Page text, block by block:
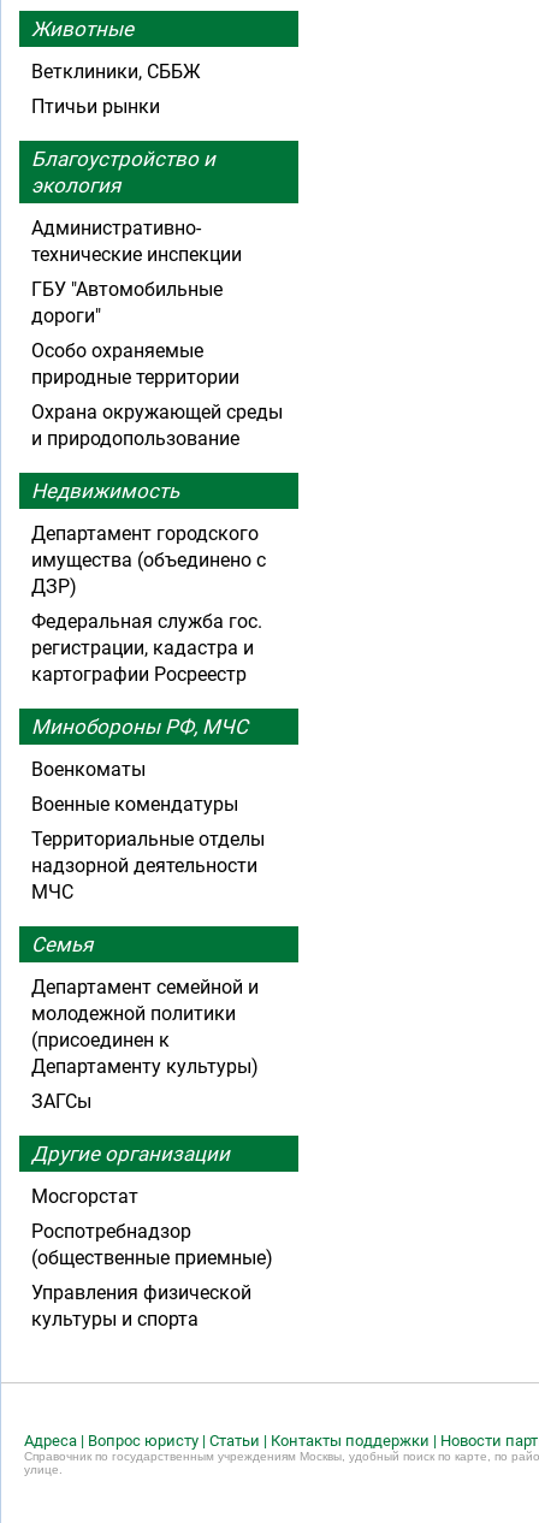
Животные
Ветклиники, СББЖ
Птичьи рынки
Благоустройство и
экология
Административно-
технические инспекции
ГБУ "Автомобильные
дороги"
Особо охраняемые
природные территории
Охрана окружающей среды
и природопользование
Недвижимость
Департамент городского
имущества (объединено с
ДЗР)
Федеральная служба гос.
регистрации, кадастра и
картографии Росреестр
Минобороны РФ, МЧС
Военкоматы
Военные комендатуры
Территориальные отделы
надзорной деятельности
МЧС
Семья
Департамент семейной и
молодежной политики
(присоединен к
Департаменту культуры)
ЗАГСы
Другие организации
Мосгорстат
Роспотребнадзор
(общественные приемные)
Управления физической
культуры и спорта
Адреса | Вопрос юристу | Статьи | Контакты поддержки | Новости
Справочник по государственным учреждениям Москвы, удобный поиск по карте, по
улице.